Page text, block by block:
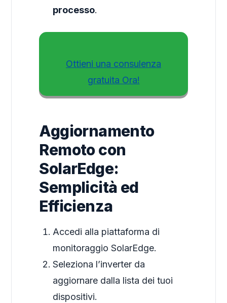
processo.
Ottieni una consulenza
gratuita Ora!
Aggiornamento
Remoto con
SolarEdge:
Semplicità ed
Efficienza
Accedi alla piattaforma di
monitoraggio SolarEdge.
Seleziona l’inverter da
aggiornare dalla lista dei tuoi
dispositivi.